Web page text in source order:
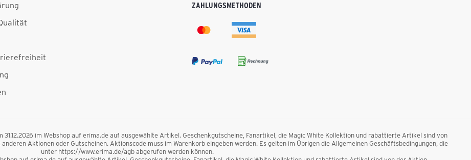
ZAHLUNGSMETHODEN
im Webshop auf erima.de auf ausgewählte Artikel. Geschenkgutscheine, Fanartikel, die Magic White Kollektion und rabattierte Artikel sind von
Aktionen oder Gutscheinen. Aktionscode muss im Warenkorb eingeben werden. Es gelten im Übrigen die Allgemeinen Geschäftsbedingungen, die
unter https://www.erima.de/agb abgerufen werden können.